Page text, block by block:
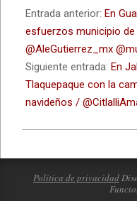
01-
04
Entrada anterior: En
esfuerzos municipio
@AleGutierrez_mx
Siguiente entrada: En
Tlaquepaque con la
navideños /
Política de privacidad